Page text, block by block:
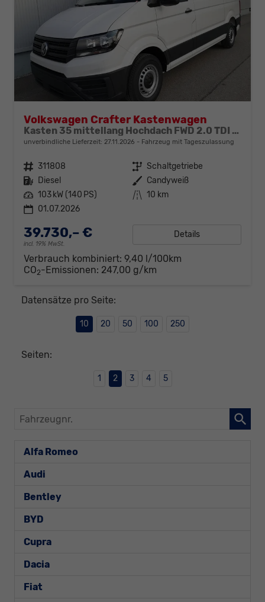
Volkswagen Crafter Kastenwagen
Kasten 35 mittellang Hochdach FWD 2.0 TDI L3H3 AHK Kamera 270 Grad App PDC GRA Scheiben
unverbindliche Lieferzeit: 27.11.2026 Fahrzeug mit Tageszulassung
Fahrzeugnr. 311808 Getriebe Schaltgetriebe
Kraftstoff Diesel Außenfarbe Candyweiß
Leistung 103 kW (140 PS) Kilometerstand 10 km
01.07.2026
39.730,– €
incl. 19% MwSt.
Details
Verbrauch kombiniert: 9,40 l/100km
CO2-Emissionen: 247,00 g/km
Datensätze pro Seite:
10 20 50 100 250
Seiten:
1 2 3 4 5
Fahrzeugnr.
Alfa Romeo
Audi
Bentley
BYD
Cupra
Dacia
Fiat